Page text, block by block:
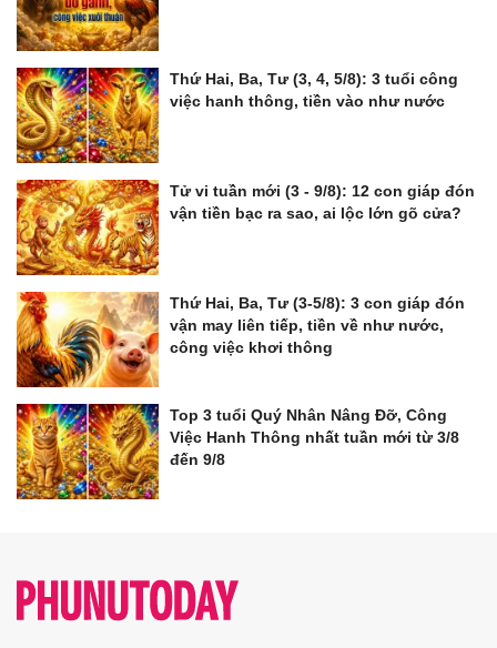
Thứ Hai, Ba, Tư (3, 4, 5/8): 3 tuổi công
việc hanh thông, tiền vào như nước
Tử vi tuần mới (3 - 9/8): 12 con giáp đón
vận tiền bạc ra sao, ai lộc lớn gõ cửa?
Thứ Hai, Ba, Tư (3-5/8): 3 con giáp đón
vận may liên tiếp, tiền về như nước,
công việc khơi thông
Top 3 tuổi Quý Nhân Nâng Đỡ, Công
Việc Hanh Thông nhất tuần mới từ 3/8
đến 9/8